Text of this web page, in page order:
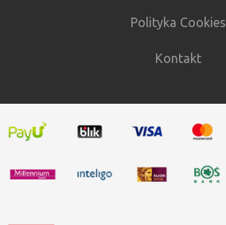
Polityka Cookies
Kontakt